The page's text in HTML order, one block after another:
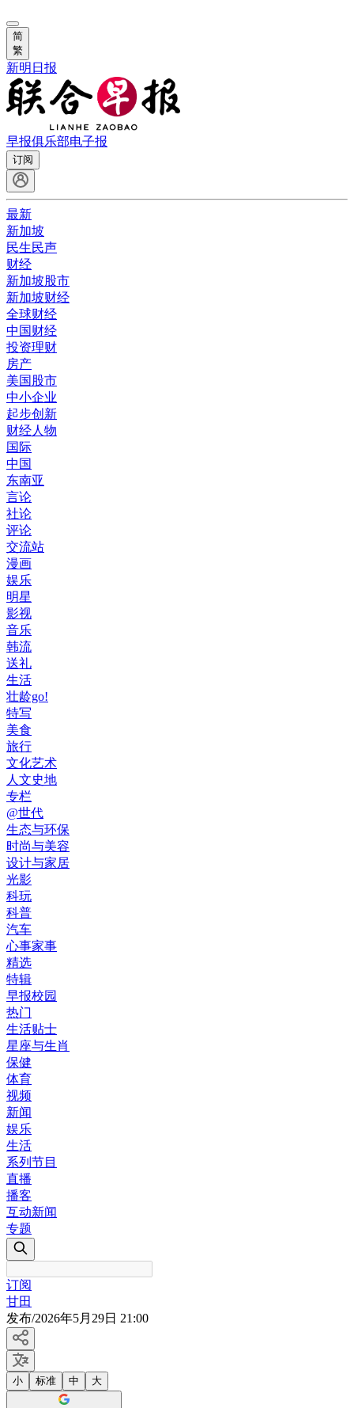
简
繁
新明日报
早报俱乐部电子报
订阅
最新
新加坡
民生民声
财经
新加坡股市
新加坡财经
全球财经
中国财经
投资理财
房产
美国股市
中小企业
起步创新
财经人物
国际
中国
东南亚
言论
社论
评论
交流站
漫画
娱乐
明星
影视
音乐
韩流
送礼
生活
壮龄go!
特写
美食
旅行
文化艺术
人文史地
专栏
@世代
生态与环保
时尚与美容
设计与家居
光影
科玩
科普
汽车
心事家事
精选
特辑
早报校园
热门
生活贴士
星座与生肖
保健
体育
视频
新闻
娱乐
生活
系列节目
直播
播客
互动新闻
专题
订阅
甘田
发布/2026年5月29日 21:00
小 标准 中 大